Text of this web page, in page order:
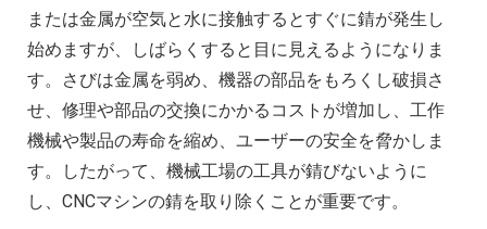
または金属が空気と水に接触するとすぐに錆が発生し
始めますが、しばらくすると目に見えるようになりま
す。さびは金属を弱め、機器の部品をもろくし破損さ
せ、修理や部品の交換にかかるコストが増加し、工作
機械や製品の寿命を縮め、ユーザーの安全を脅かしま
す。したがって、機械工場の工具が錆びないように
し、CNCマシンの錆を取り除くことが重要です。